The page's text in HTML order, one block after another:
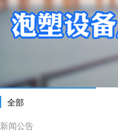
全部
新闻公告